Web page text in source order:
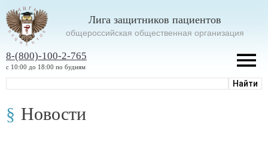
Лига защитников пациентов
oбщероссийская общественная организация
8-(800)-100-2-765
с 10:00 до 18:00 по будням
Новости